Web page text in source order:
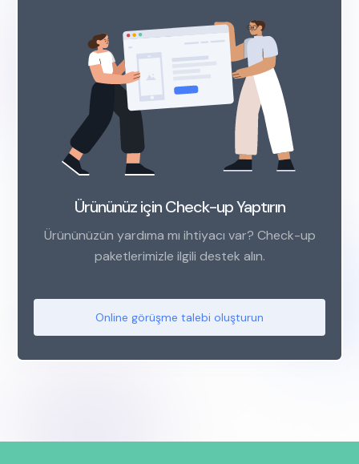
Ürününüz için Check-up Yaptırın
Ürününüzün yardıma mı ihtiyacı var? Check-up
paketlerimizle ilgili destek alın.
Online görüşme talebi oluşturun